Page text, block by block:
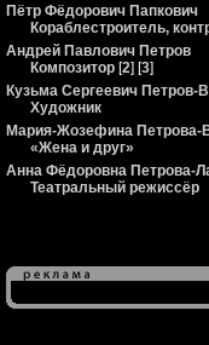
Пётр Фёдорович Папкович
Кораблестроитель,
Андрей Павлович Петров
Композитор [2] [3]
Кузьма Сергеевич Петров-
Художник
Мария-Жозефина Петрова-
«Жена и друг»
Анна Фёдоровна Петрова-
Театральный режиссёр